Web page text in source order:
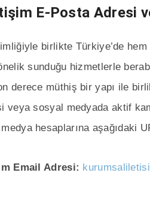
E-Posta Adresi
birlikte Türkiye’de
sunduğu hizmetlerle
derece müthiş bir yapı ile
veya sosyal medyada aktif
hesaplarına aşağıdaki
Email Adresi: